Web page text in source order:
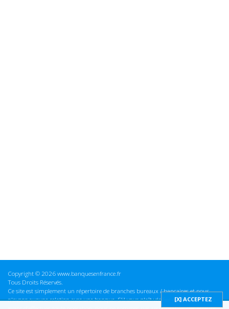
Copyright © 2026 www.banquesenfrance.fr
Tous Droits Réservés.
Ce site est simplement un répertoire de branches bureaux / bancaires et nous
n'avons aucune relation avec une banque. S'il vous plaît vérifier ces informations